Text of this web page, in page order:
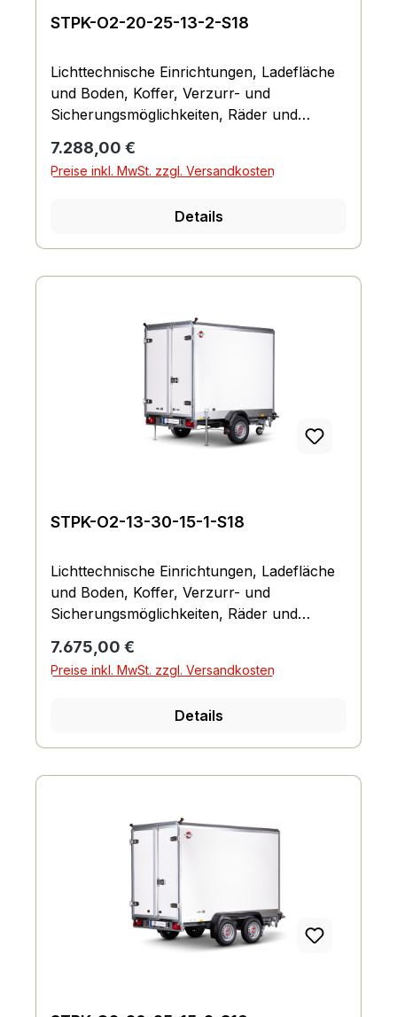
STPK-O2-20-25-13-2-S18
Lichttechnische Einrichtungen, Ladefläche
und Boden, Koffer, Verzurr- und
Sicherungsmöglichkeiten, Räder und
Regulärer Preis:
7.288,00 €
Preise inkl. MwSt. zzgl. Versandkosten
Details
STPK-O2-13-30-15-1-S18
Lichttechnische Einrichtungen, Ladefläche
und Boden, Koffer, Verzurr- und
Sicherungsmöglichkeiten, Räder und
Regulärer Preis:
7.675,00 €
Preise inkl. MwSt. zzgl. Versandkosten
Details